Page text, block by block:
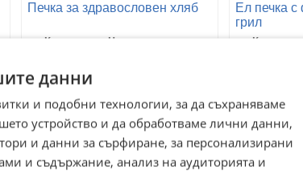
Печка за здравословен хляб
гр. Кюстендил, Център
201лв
Ел печка с
грил
гр.
данни
и подобни технологии, за да съхраняваме
устройство и да обработваме лични данни,
и данни за сърфиране, за персонализирани
и съдържание, анализ на аудиторията и